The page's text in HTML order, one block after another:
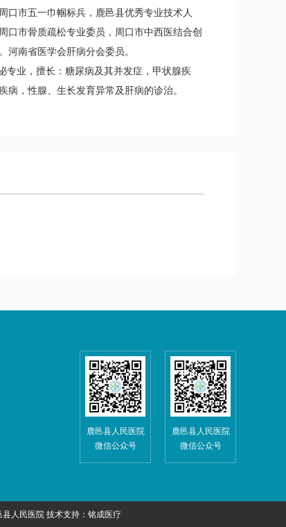
口市五一巾帼标兵，鹿邑县优秀专业技术人
口市骨质疏松专业委员，周口市中西医结合创
南省医学会肝病分会委员。
专业，擅长：糖尿病及其并发症，甲状腺疾
，性腺、生长发育异常及肝病的诊治。
鹿邑县人民医院
微信公众号
鹿邑县人民医院
微信公众号
人民医院 技术支持： 铭成医疗